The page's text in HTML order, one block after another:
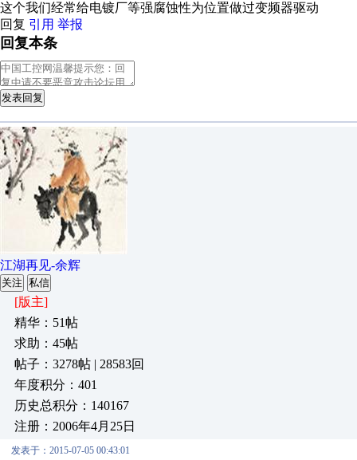
这个我们经常给电镀厂等强腐蚀性为位置做过变频器驱动
回复 引用 举报
回复本条
发表回复
江湖再见-余辉
关注 私信
[版主]
精华：51帖
求助：45帖
帖子：3278帖 | 28583回
年度积分：401
历史总积分：140167
注册：2006年4月25日
发表于：2015-07-05 00:43:01